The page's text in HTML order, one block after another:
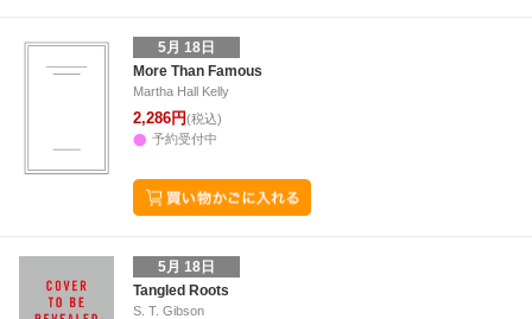
5月 18日
More Than Famous
Martha Hall Kelly
2,286円(税込)
予約受付中
5月 18日
Tangled Roots
S. T. Gibson